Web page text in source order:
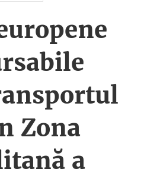
Zona
a